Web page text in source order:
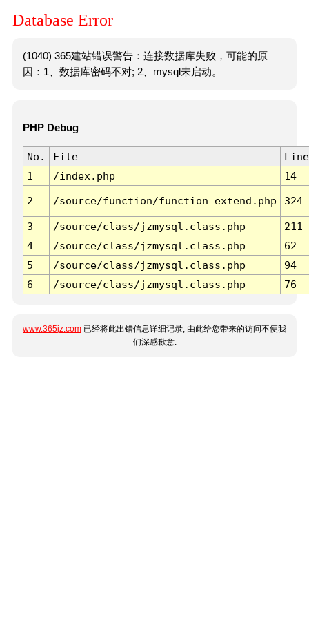
Database Error
(1040) 365建站错误警告：连接数据库失败，可能的原
因：1、数据库密码不对; 2、mysql未启动。
PHP Debug
No. File
Line
1
/index.php 14
2 /source/function/function_extend.php 324
3 /source/class/jzmysql.class.php
211
4
/source/class/jzmysql.class.php
62
5
/source/class/jzmysql.class.php
94
6
/source/class/jzmysql.class.php 76
www.365jz.com 已经将此出错信息详细记录, 由此给您带来的访问不便我
们深感歉意.